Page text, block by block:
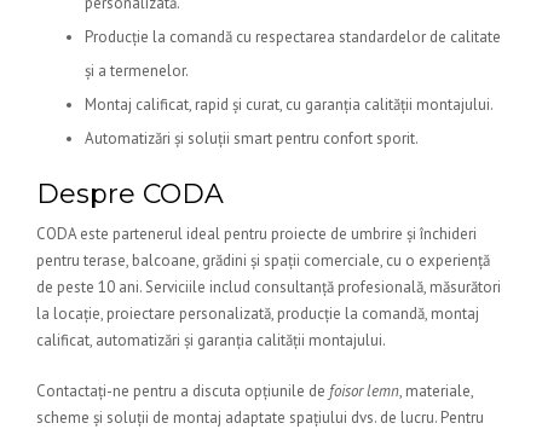
Producție la comandă cu respectarea standardelor de calitate
și a termenelor.
Montaj calificat, rapid și curat, cu garanția calității montajului.
Automatizări și soluții smart pentru confort sporit.
Despre CODA
CODA este partenerul ideal pentru proiecte de umbrire și închideri
pentru terase, balcoane, grădini și spații comerciale, cu o experiență
de peste 10 ani. Serviciile includ consultanță profesională, măsurători
la locație, proiectare personalizată, producție la comandă, montaj
calificat, automatizări și garanția calității montajului.
Contactați-ne pentru a discuta opțiunile de foisor lemn, materiale,
scheme și soluții de montaj adaptate spațiului dvs. de lucru. Pentru